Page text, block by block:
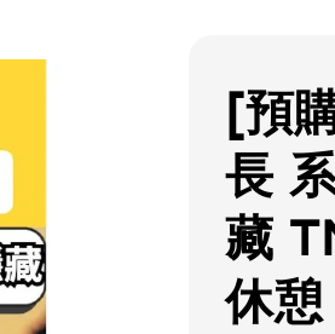
[預
長
藏
休